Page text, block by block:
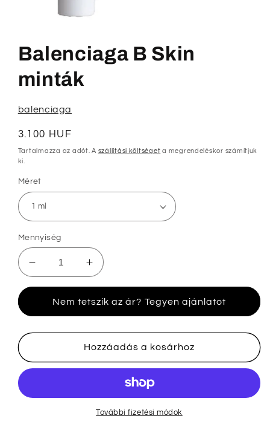
megnyitása
modális
párbeszédpanelen
Balenciaga B Skin
minták
balenciaga
Normál
ár
3.100 HUF
Tartalmazza az adót. A szállítási költséget a megrendeléskor számítjuk
ki.
Méret
Mennyiség
Balenciaga
B
minták
csökkentése
Balenciaga
B
minták
növelése
Nem tetszik az ár? Tegyen ajánlatot
Hozzáadás a kosárhoz
További fizetési módok